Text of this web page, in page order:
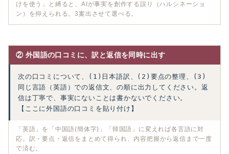
けを使う」と縛ると、AIが事実を創作する誤り（ハルシネーショ
ン）を抑えられる。3案出させて選べる。
② 外国語の口コミに、訳と返信を同時に出す
次の口コミについて、(1)日本語訳、(2)要点の整理、(3)
同じ言語（英語）での返信文、の順に出力してください。返
信は丁寧で、事実にないことは書かないでください。
【ここに外国語の口コミを貼り付け】
「英語」を「中国語(簡体字)」「韓国語」に変えれば各言語に対
応。訳・要点・返信をまとめて得られ、内容把握から返信まで一度
で済む。